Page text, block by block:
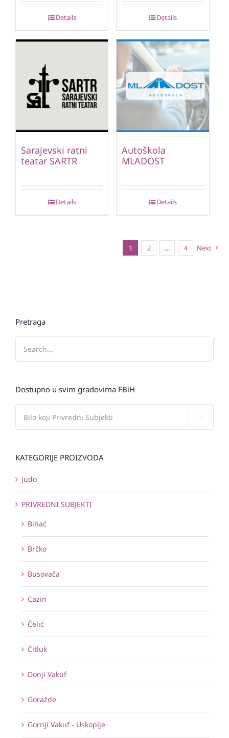
Details Details
Sarajevski ratni
teatar SARTR
Details
Autoškola
MLADOST
Details
1 2 … 4 Next
Pretraga
Dostupno u svim gradovima FBiH
KATEGORIJE PROIZVODA
Judo
PRIVREDNI SUBJEKTI
Bihać
Brčko
Busovača
Cazin
Čelić
Čitluk
Donji Vakuf
Goražde
Gornji Vakuf - Uskoplje